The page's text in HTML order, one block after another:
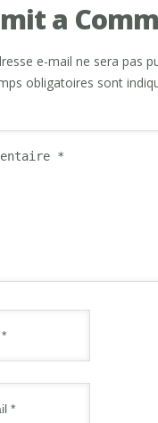
a
e-mail ne sera pas
obligatoires sont